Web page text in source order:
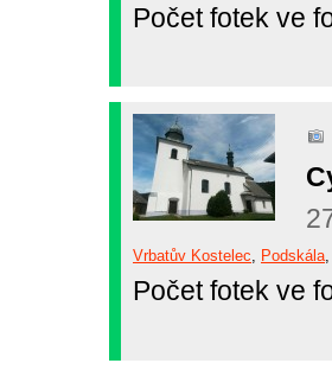
Počet fotek ve
Vrbatův Kostelec Podskála
Počet fotek ve